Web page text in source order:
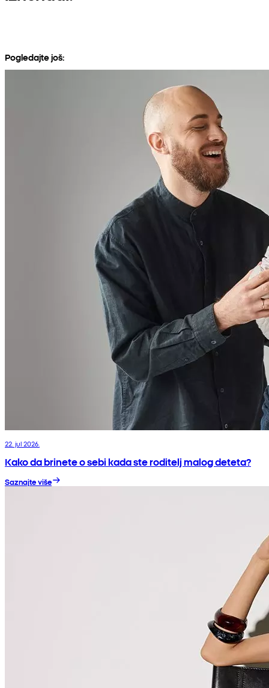
Pogledajte još:
22. jul 2026.
Kako da brinete o sebi kada ste roditelj malog deteta?
Saznajte više